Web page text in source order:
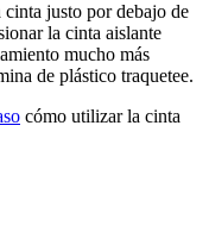
cinta justo por debajo de
la cinta aislante
mucho más
de plástico traquetee.
cómo utilizar la cinta